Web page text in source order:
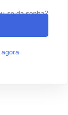
se da senha?
in